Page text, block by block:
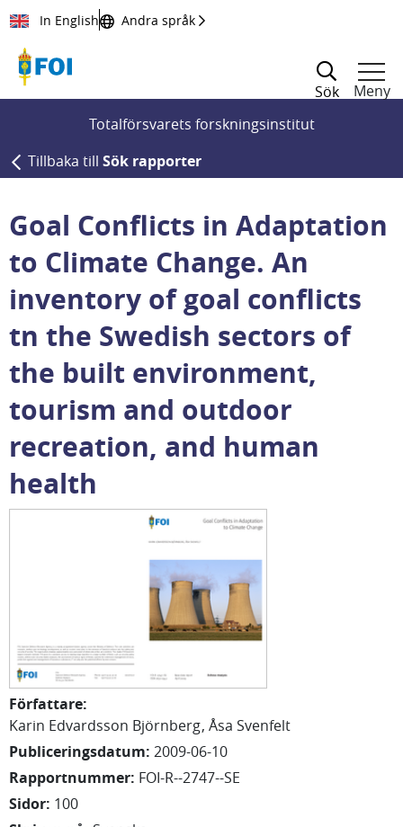
Till innehållet
In English Andra språk
Sök
Meny
Totalförsvarets forskningsinstitut
Tillbaka till Sök rapporter
Goal Conflicts in Adaptation
to Climate Change. An
inventory of goal conflicts
tn the Swedish sectors of
the built environment,
tourism and outdoor
recreation, and human
health
Författare:
Karin Edvardsson Björnberg Åsa Svenfelt
Publiceringsdatum: 2009-06-10
Rapportnummer: FOI-R--2747--SE
Sidor: 100